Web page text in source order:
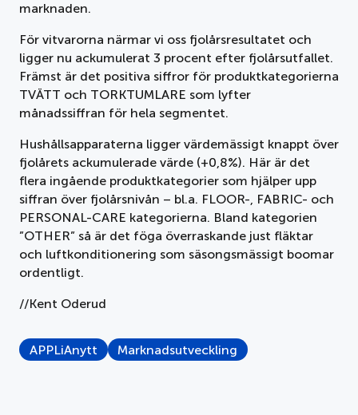
marknaden.
För vitvarorna närmar vi oss fjolårsresultatet och
ligger nu ackumulerat 3 procent efter fjolårsutfallet.
Främst är det positiva siffror för produktkategorierna
TVÄTT och TORKTUMLARE som lyfter
månadssiffran för hela segmentet.
Hushållsapparaterna ligger värdemässigt knappt över
fjolårets ackumulerade värde (+0,8%). Här är det
flera ingående produktkategorier som hjälper upp
siffran över fjolårsnivån – bl.a. FLOOR-, FABRIC- och
PERSONAL-CARE kategorierna. Bland kategorien
”OTHER” så är det föga överraskande just fläktar
och luftkonditionering som säsongsmässigt boomar
ordentligt.
//Kent Oderud
APPLiAnytt Marknadsutveckling